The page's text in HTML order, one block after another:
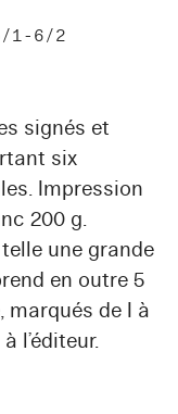
1-6/2
signés et
six
Impression
200 g.
une grande
en outre 5
marqués de I à
l’éditeur.